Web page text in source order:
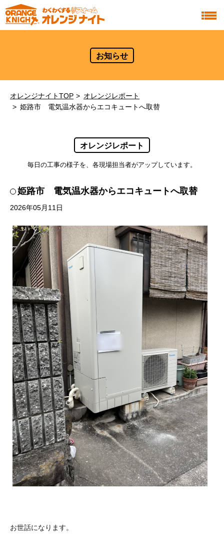
お知らせ
オレンジナイトTOP
オレンジレポート
姫路市 電気温水器からエコキュートへ取替
オレンジレポート
毎日の工事の様子を、各現場担当者がアップしています。
姫路市 電気温水器からエコキュートへ取替
2026年05月11日
お世話になります。